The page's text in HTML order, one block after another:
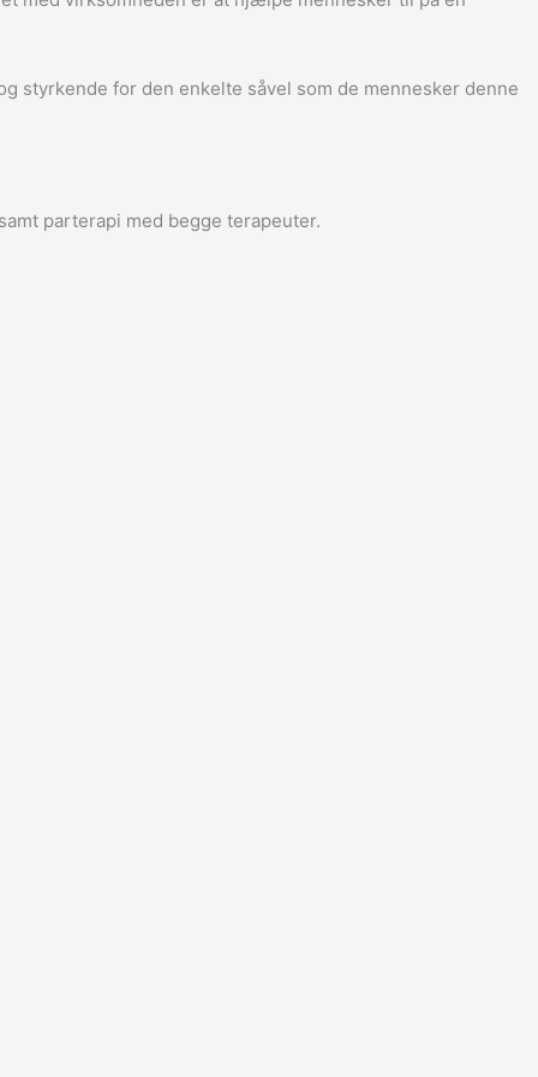
styrkende for den enkelte såvel som de mennesker denne
parterapi med begge terapeuter.